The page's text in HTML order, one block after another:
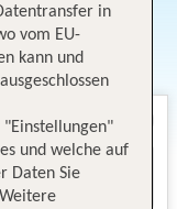
in
vom EU-
kann und
und welche auf
Daten Sie